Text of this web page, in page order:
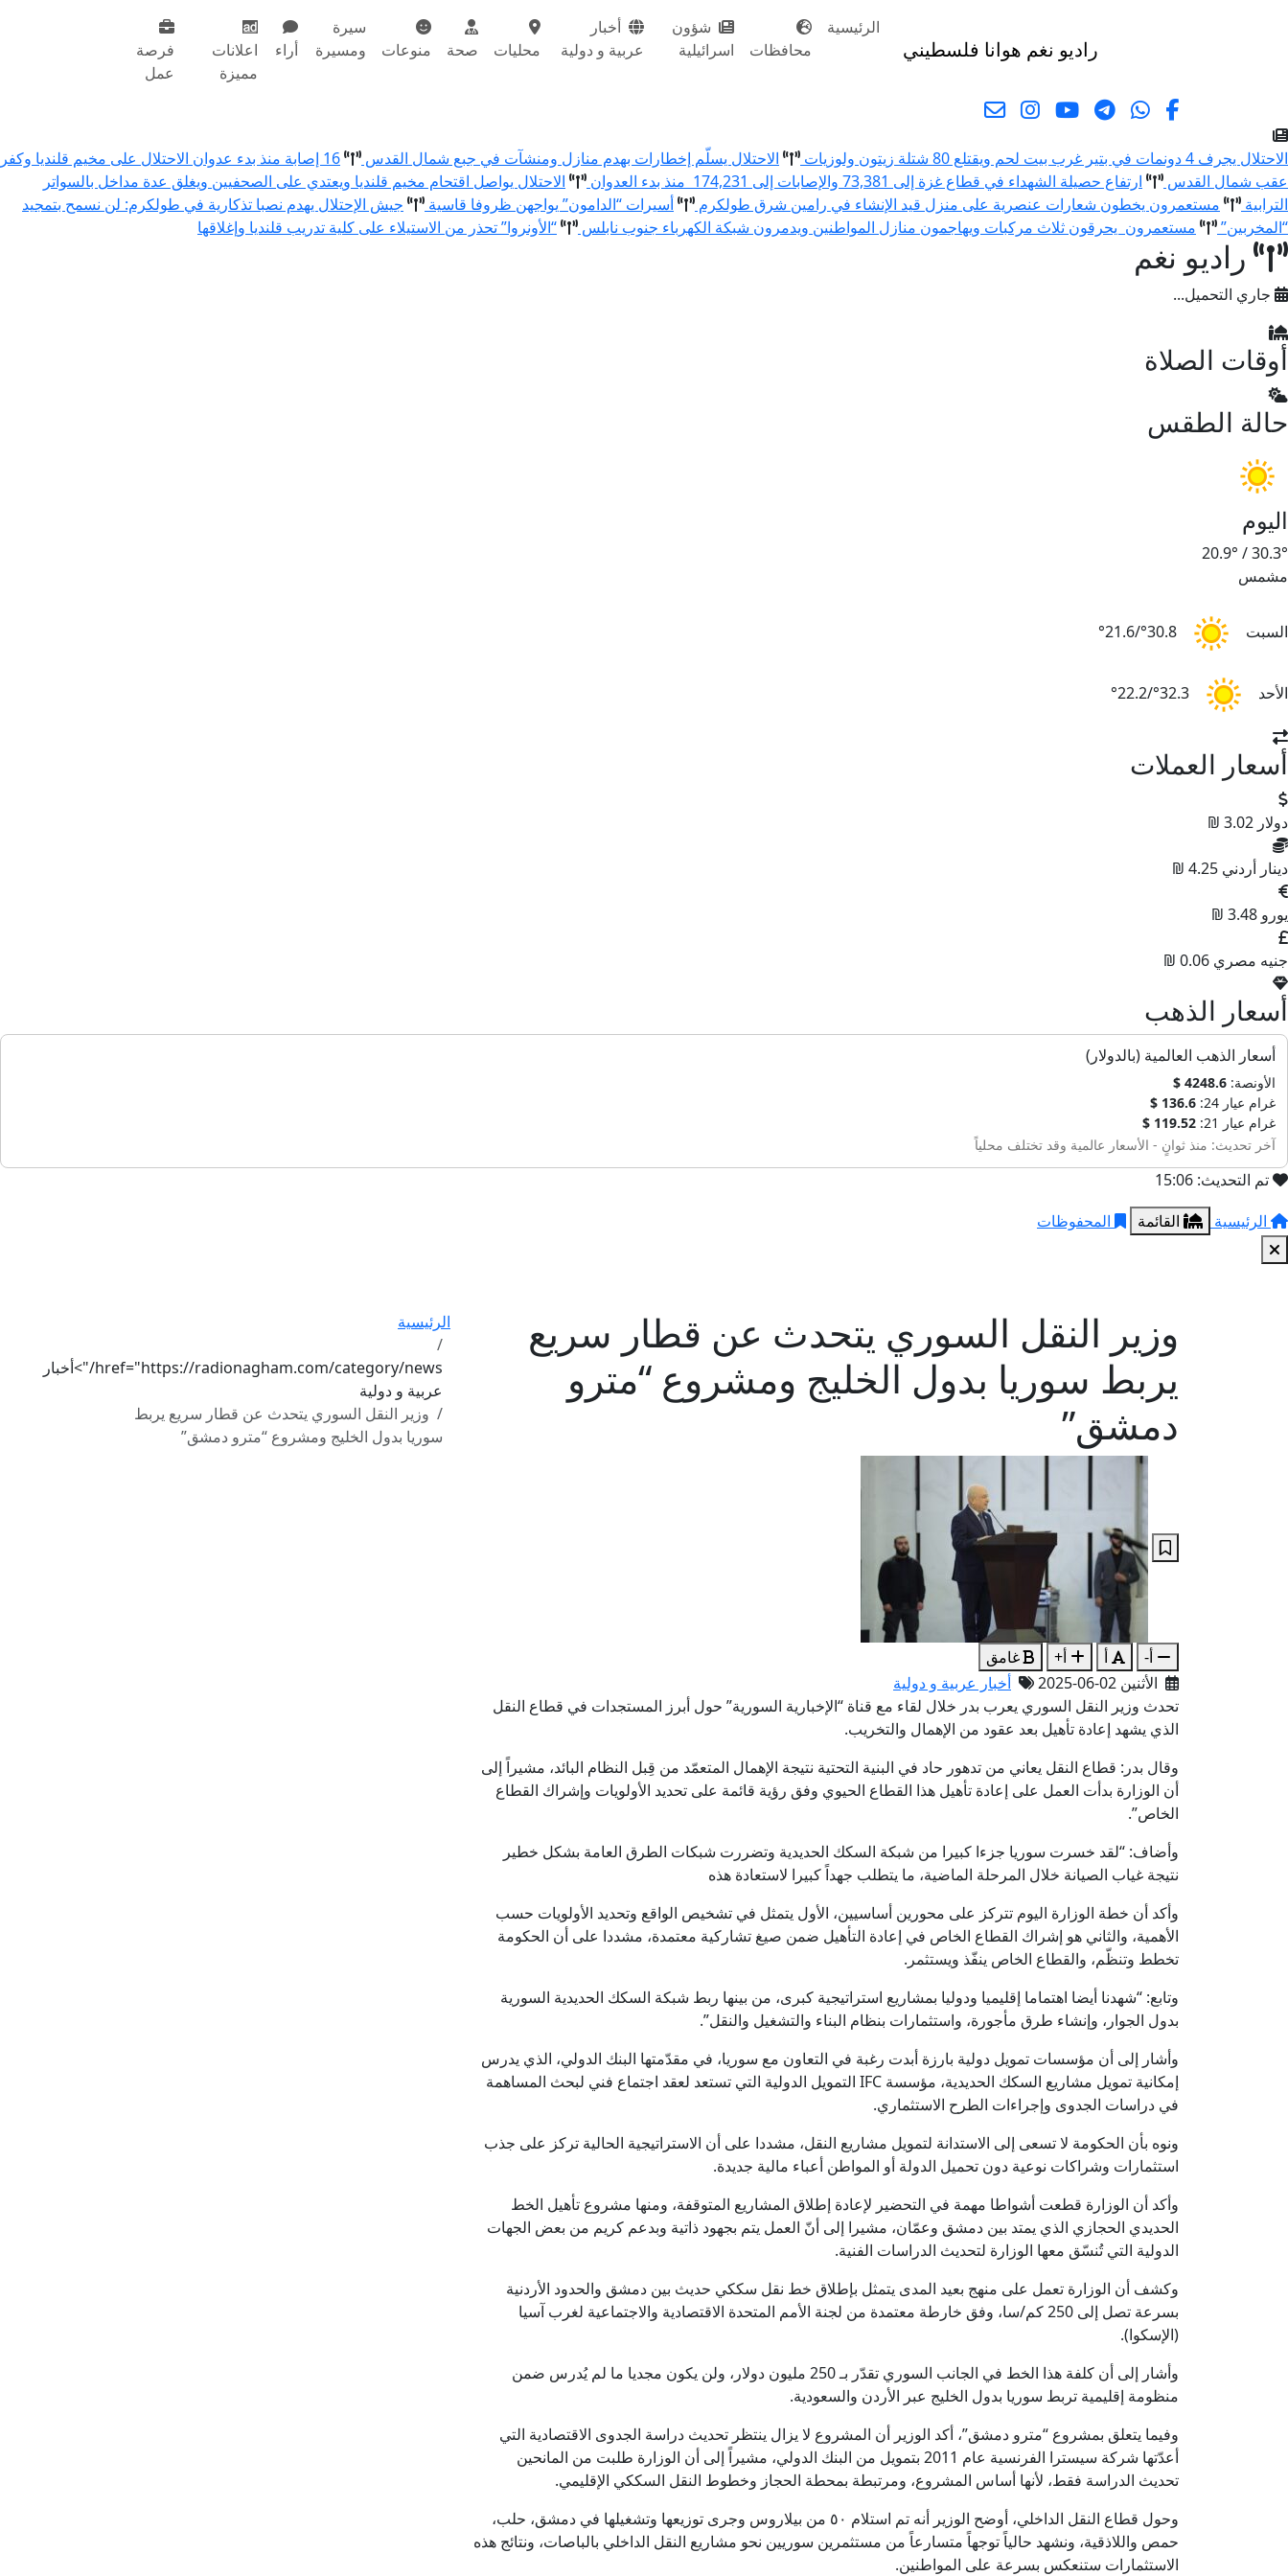
راديو نغم هوانا فلسطيني
الرئيسية
محافظات
شؤون
اسرائيلية
أخبار
عربية و دولية
محليات صحة منوعات
سيرة
ومسيرة
أراء
اعلانات
مميزة
فرصة
عمل
الاحتلال يجرف 4 دونمات في بتير غرب بيت لحم ويقتلع 80 شتلة زيتون ولوزيات الاحتلال يسلّم إخطارات بهدم منازل ومنشآت في جبع شمال القدس
16 إصابة منذ بدء عدوان الاحتلال على مخيم قلنديا وكفر
عقب شمال القدس
ارتفاع حصيلة الشهداء في قطاع غزة إلى 73,381 والإصابات إلى 174,231 منذ بدء العدوان
الاحتلال يواصل اقتحام مخيم قلنديا ويعتدي على الصحفيين ويغلق عدة مداخل بالسواتر
الترابية
مستعمرون يخطون شعارات عنصرية على منزل قيد الإنشاء في رامين شرق طولكرم أسيرات “الدامون” يواجهن ظروفا قاسية
جيش الإحتلال يهدم نصبا تذكارية في طولكرم: لن نسمح بتمجيد
“المخربين”
مستعمرون يحرقون ثلاث مركبات ويهاجمون منازل المواطنين ويدمرون شبكة الكهرباء جنوب نابلس “الأونروا” تحذر من الاستيلاء على كلية تدريب قلنديا وإغلاقها
راديو نغم
جاري التحميل...
أوقات الصلاة
حالة الطقس
اليوم
30.3°
/
20.9°
مشمس
السبت 30.8°/21.6°
الأحد 32.3°/22.2°
أسعار العملات
دولار 3.02 ₪
دينار أردني 4.25 ₪
يورو 3.48 ₪
جنيه مصري 0.06 ₪
أسعار الذهب
أسعار الذهب العالمية (بالدولار)
الأونصة: 4248.6 $
غرام عيار 24:
136.6 $
غرام عيار 21:
119.52 $
آخر تحديث: منذ ثوانٍ - الأسعار عالمية وقد تختلف محلياً
تم التحديث: 15:06
الرئيسية
القائمة المحفوظات
وزير النقل السوري يتحدث عن قطار سريع
يربط سوريا بدول الخليج ومشروع “مترو
دمشق”
أ- أ أ+
غامق
الأثنين 02-06-2025
أخبار عربية و دولية
تحدث وزير النقل السوري يعرب بدر خلال لقاء مع قناة “الإخبارية السورية” حول أبرز المستجدات في قطاع النقل
الذي يشهد إعادة تأهيل بعد عقود من الإهمال والتخريب.
وقال بدر: قطاع النقل يعاني من تدهور حاد في البنية التحتية نتيجة الإهمال المتعمّد من قِبل النظام البائد، مشيراً إلى
أن الوزارة بدأت العمل على إعادة تأهيل هذا القطاع الحيوي وفق رؤية قائمة على تحديد الأولويات وإشراك القطاع
الخاص”.
وأضاف: “لقد خسرت سوريا جزءا كبيرا من شبكة السكك الحديدية وتضررت شبكات الطرق العامة بشكل خطير
نتيجة غياب الصيانة خلال المرحلة الماضية، ما يتطلب جهداً كبيرا لاستعادة هذه
وأكد أن خطة الوزارة اليوم تتركز على محورين أساسيين، الأول يتمثل في تشخيص الواقع وتحديد الأولويات حسب
الأهمية، والثاني هو إشراك القطاع الخاص في إعادة التأهيل ضمن صيغ تشاركية معتمدة، مشددا على أن الحكومة
تخطط وتنظّم، والقطاع الخاص ينفّذ ويستثمر.
وتابع: “شهدنا أيضا اهتماما إقليميا ودوليا بمشاريع استراتيجية كبرى، من بينها ربط شبكة السكك الحديدية السورية
بدول الجوار، وإنشاء طرق مأجورة، واستثمارات بنظام البناء والتشغيل والنقل”.
وأشار إلى أن مؤسسات تمويل دولية بارزة أبدت رغبة في التعاون مع سوريا، في مقدّمتها البنك الدولي، الذي يدرس
إمكانية تمويل مشاريع السكك الحديدية، مؤسسة IFC التمويل الدولية التي تستعد لعقد اجتماع فني لبحث المساهمة
في دراسات الجدوى وإجراءات الطرح الاستثماري.
ونوه بأن الحكومة لا تسعى إلى الاستدانة لتمويل مشاريع النقل، مشددا على أن الاستراتيجية الحالية تركز على جذب
استثمارات وشراكات نوعية دون تحميل الدولة أو المواطن أعباء مالية جديدة.
وأكد أن الوزارة قطعت أشواطا مهمة في التحضير لإعادة إطلاق المشاريع المتوقفة، ومنها مشروع تأهيل الخط
الحديدي الحجازي الذي يمتد بين دمشق وعمّان، مشيرا إلى أنّ العمل يتم بجهود ذاتية وبدعم كريم من بعض الجهات
الدولية التي تُنسّق معها الوزارة لتحديث الدراسات الفنية.
وكشف أن الوزارة تعمل على منهج بعيد المدى يتمثل بإطلاق خط نقل سككي حديث بين دمشق والحدود الأردنية
بسرعة تصل إلى 250 كم/سا، وفق خارطة معتمدة من لجنة الأمم المتحدة الاقتصادية والاجتماعية لغرب آسيا
(الإسكوا).
وأشار إلى أن كلفة هذا الخط في الجانب السوري تقدّر بـ 250 مليون دولار، ولن يكون مجديا ما لم يُدرس ضمن
منظومة إقليمية تربط سوريا بدول الخليج عبر الأردن والسعودية.
وفيما يتعلق بمشروع “مترو دمشق”، أكد الوزير أن المشروع لا يزال ينتظر تحديث دراسة الجدوى الاقتصادية التي
أعدّتها شركة سيسترا الفرنسية عام 2011 بتمويل من البنك الدولي، مشيراً إلى أن الوزارة طلبت من المانحين
تحديث الدراسة فقط، لأنها أساس المشروع، ومرتبطة بمحطة الحجاز وخطوط النقل السككي الإقليمي.
وحول قطاع النقل الداخلي، أوضح الوزير أنه تم استلام ٥٠ من بيلاروس وجرى توزيعها وتشغيلها في دمشق، حلب،
حمص واللاذقية، ونشهد حالياً توجهاً متسارعاً من مستثمرين سوريين نحو مشاريع النقل الداخلي بالباصات، ونتائج هذه
الاستثمارات ستنعكس بسرعة على المواطنين.
الرئيسية
href="https://radionagham.com/category/news/">أخبار
عربية و دولية
وزير النقل السوري يتحدث عن قطار سريع يربط
سوريا بدول الخليج ومشروع “مترو دمشق”